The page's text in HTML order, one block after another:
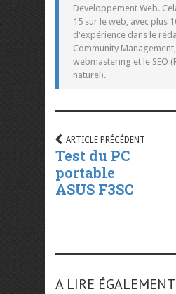
Developpement Web.
15 sur le web, avec plus
d'expérience dans le
Community
webmastering et le SEO
naturel).
ARTICLE PRÉCÉDENT
Test du PC
portable
ASUS F3SC
A LIRE ÉGALEMENT